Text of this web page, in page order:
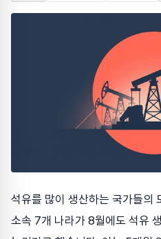
석유를 많이 생산하는 국가들의
소속 7개 나라가 8월에도 석유